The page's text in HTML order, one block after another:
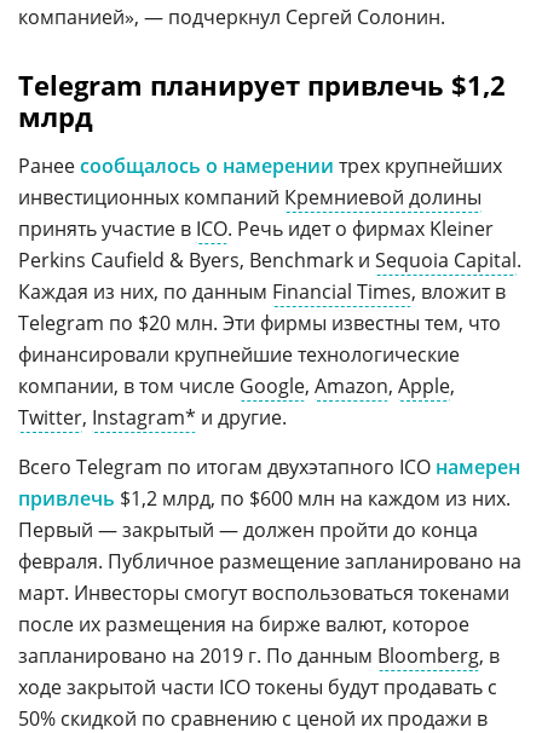
компанией», — подчеркнул Сергей Солонин.
Telegram планирует привлечь $1,2
млрд
Ранеесообщалось о намерении трех крупнейших
инвестиционных компаний Кремниевой долины
принять участие в ICO. Речь идет о фирмах Kleiner
Perkins Caufield & Byers, Benchmark и Sequoia Capital.
Каждая из них, по данным Financial Times, вложит в
Telegram по $20 млн. Эти фирмы известны тем, что
финансировали крупнейшие технологические
компании, в том числе Google, Amazon, Apple,
Twitter, Instagram* и другие.
Всего Telegram по итогам двухэтапного ICO намерен
привлечь $1,2 млрд, по $600 млн на каждом из них.
Первый — закрытый — должен пройти до конца
февраля. Публичное размещение запланировано на
март. Инвесторы смогут воспользоваться токенами
после их размещения на бирже валют, которое
запланировано на 2019 г. По данным Bloomberg, в
ходе закрытой части ICO токены будут продавать с
50% скидкой по сравнению с ценой их продажи в